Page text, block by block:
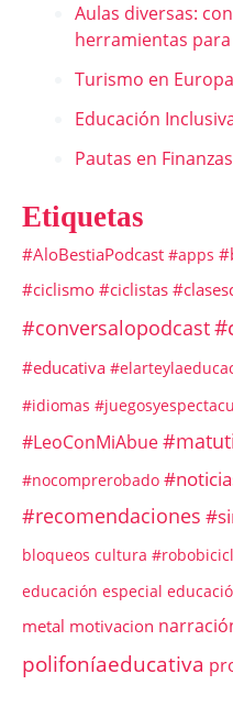
Aulas diversas:
herramientas
Turismo en Europa
Educación
Pautas en
Etiquetas
#AloBestiaPodcast #apps
#ciclismo #ciclistas
#conversalopodcast
#educativa
#idiomas
#LeoConMiAbue
#nocomprerobado
#recomendaciones
bloqueos cultura
educación especial
metal motivacion
polifoníaeducativa